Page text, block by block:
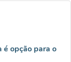
é opção para o